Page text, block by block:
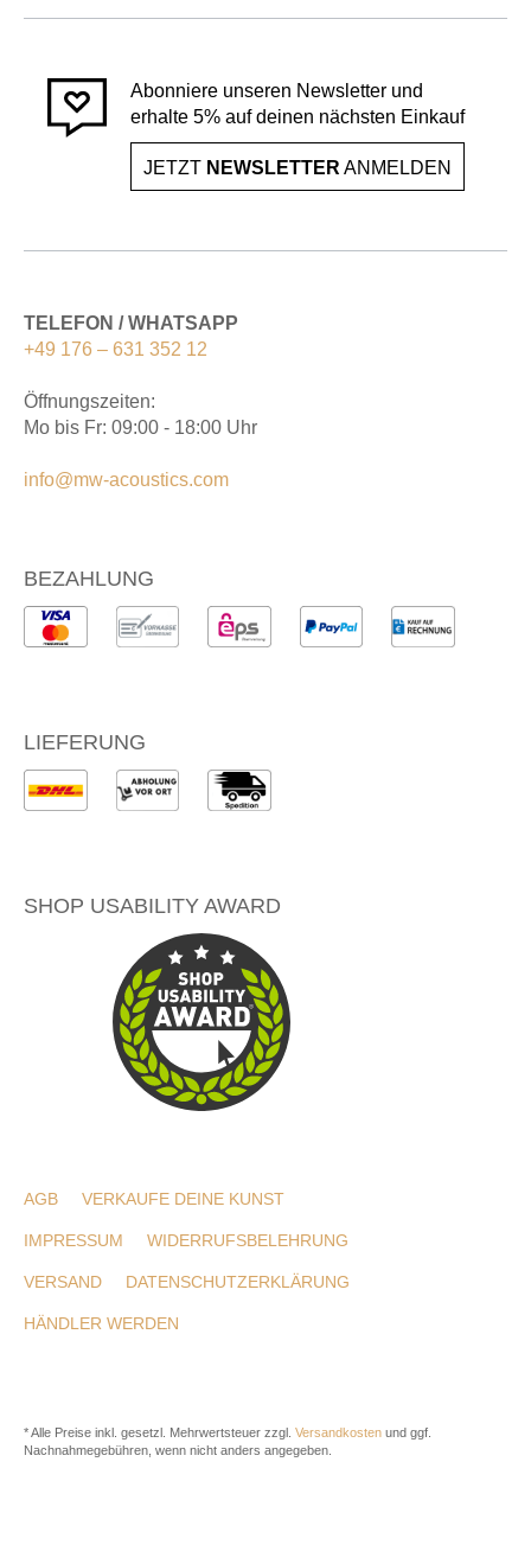
Abonniere unseren Newsletter und
erhalte 5% auf deinen nächsten Einkauf
JETZT NEWSLETTER ANMELDEN
TELEFON / WHATSAPP
+49 176 – 631 352 12
Öffnungszeiten:
Mo bis Fr: 09:00 - 18:00 Uhr
info@mw-acoustics.com
BEZAHLUNG
LIEFERUNG
SHOP USABILITY AWARD
AGB VERKAUFE DEINE KUNST
IMPRESSUM WIDERRUFSBELEHRUNG
VERSAND DATENSCHUTZERKLÄRUNG
HÄNDLER WERDEN
* Alle Preise inkl. gesetzl. Mehrwertsteuer zzgl. Versandkosten und ggf.
Nachnahmegebühren, wenn nicht anders angegeben.